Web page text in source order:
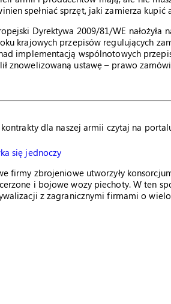
spełniać sprzęt, jaki zamierza kupić
Dyrektywa 2009/81/WE nałożyła
krajowych przepisów regulujących
implementacją wspólnotowych
znowelizowaną ustawę – prawo
dla naszej armii czytaj na
się jednoczy
firmy zbrojeniowe utworzyły
i bojowe wozy piechoty. W ten
z zagranicznymi firmami o